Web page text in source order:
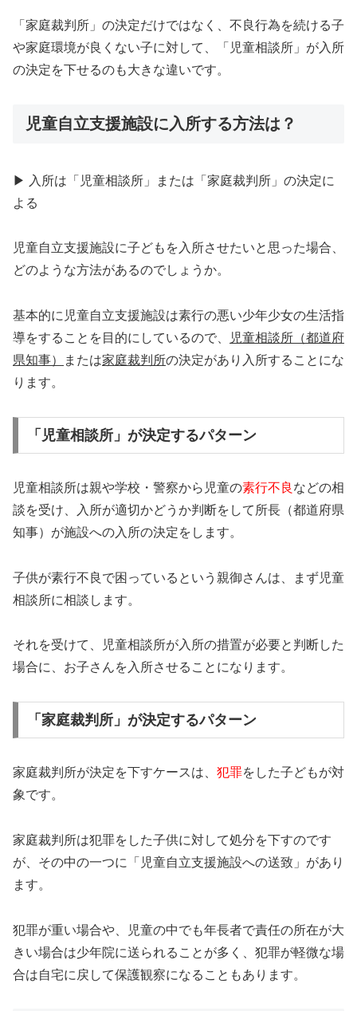
「家庭裁判所」の決定だけではなく、不良行為を続ける子
や家庭環境が良くない子に対して、「児童相談所」が入所
の決定を下せるのも大きな違いです。
児童自立支援施設に入所する方法は？
▶ 入所は「児童相談所」または「家庭裁判所」の決定に
よる
児童自立支援施設に子どもを入所させたいと思った場合、
どのような方法があるのでしょうか。
基本的に児童自立支援施設は素行の悪い少年少女の生活指
導をすることを目的にしているので、
児童相談所（都道府
県知事）
または家庭裁判所の決定があり入所することにな
ります。
「児童相談所」が決定するパターン
児童相談所は親や学校・警察から児童の素行不良 などの相
談を受け、入所が適切かどうか判断をして所長（都道府県
知事）が施設への入所の決定をします。
子供が素行不良で困っているという親御さんは、まず児童
相談所に相談します。
それを受けて、児童相談所が入所の措置が必要と判断した
場合に、お子さんを入所させることになります。
「家庭裁判所」が決定するパターン
家庭裁判所が決定を下すケースは、 犯罪をした子どもが対
象です。
家庭裁判所は犯罪をした子供に対して処分を下すのです
が、その中の一つに「児童自立支援施設への送致」があり
ます。
犯罪が重い場合や、児童の中でも年長者で責任の所在が大
きい場合は少年院に送られることが多く、犯罪が軽微な場
合は自宅に戻して保護観察になることもあります。